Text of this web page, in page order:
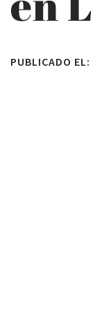
PUBLICADO EL: